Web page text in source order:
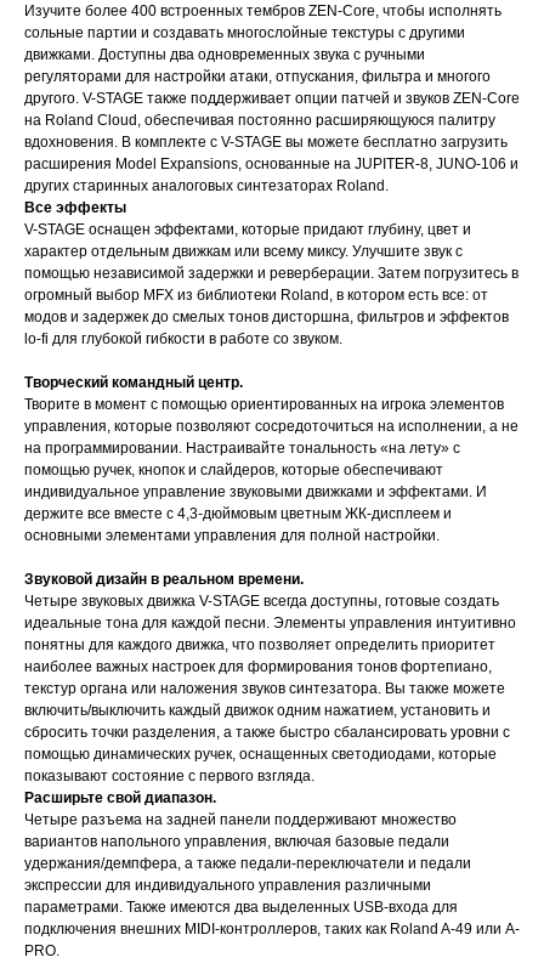
Изучите более 400 встроенных тембров ZEN-Core, чтобы исполнять
сольные партии и создавать многослойные текстуры с другими
движками. Доступны два одновременных звука с ручными
регуляторами для настройки атаки, отпускания, фильтра и многого
другого. V-STAGE также поддерживает опции патчей и звуков ZEN-Core
на Roland Cloud, обеспечивая постоянно расширяющуюся палитру
вдохновения. В комплекте с V-STAGE вы можете бесплатно загрузить
расширения Model Expansions, основанные на JUPITER-8, JUNO-106 и
других старинных аналоговых синтезаторах Roland.
Все эффекты
V-STAGE оснащен эффектами, которые придают глубину, цвет и
характер отдельным движкам или всему миксу. Улучшите звук с
помощью независимой задержки и реверберации. Затем погрузитесь в
огромный выбор MFX из библиотеки Roland, в котором есть все: от
модов и задержек до смелых тонов дисторшна, фильтров и эффектов
lo-fi для глубокой гибкости в работе со звуком.
Творческий командный центр.
Творите в момент с помощью ориентированных на игрока элементов
управления, которые позволяют сосредоточиться на исполнении, а не
на программировании. Настраивайте тональность «на лету» с
помощью ручек, кнопок и слайдеров, которые обеспечивают
индивидуальное управление звуковыми движками и эффектами. И
держите все вместе с 4,3-дюймовым цветным ЖК-дисплеем и
основными элементами управления для полной настройки.
Звуковой дизайн в реальном времени.
Четыре звуковых движка V-STAGE всегда доступны, готовые создать
идеальные тона для каждой песни. Элементы управления интуитивно
понятны для каждого движка, что позволяет определить приоритет
наиболее важных настроек для формирования тонов фортепиано,
текстур органа или наложения звуков синтезатора. Вы также можете
включить/выключить каждый движок одним нажатием, установить и
сбросить точки разделения, а также быстро сбалансировать уровни с
помощью динамических ручек, оснащенных светодиодами, которые
показывают состояние с первого взгляда.
Расширьте свой диапазон.
Четыре разъема на задней панели поддерживают множество
вариантов напольного управления, включая базовые педали
удержания/демпфера, а также педали-переключатели и педали
экспрессии для индивидуального управления различными
параметрами. Также имеются два выделенных USB-входа для
подключения внешних MIDI-контроллеров, таких как Roland A-49 или A-
PRO.